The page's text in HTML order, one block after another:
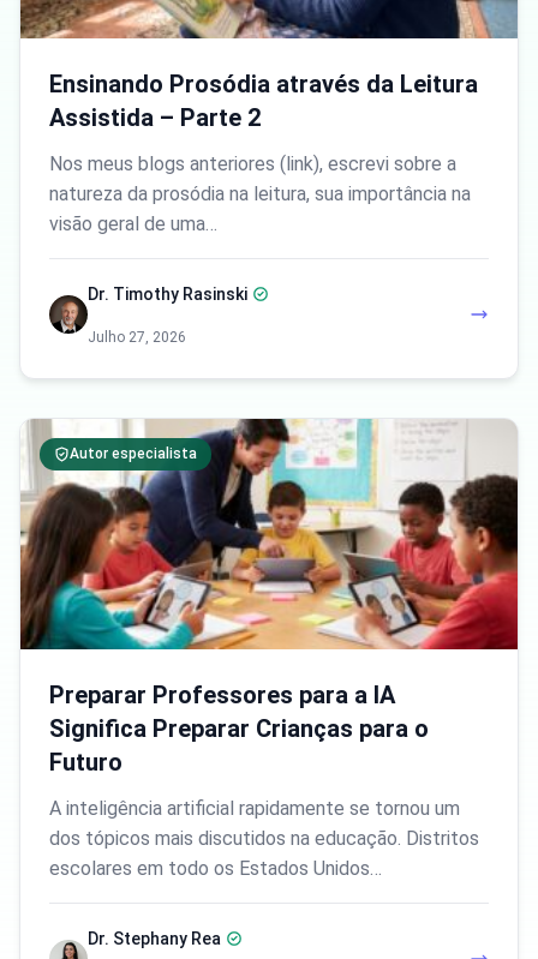
Ensinando Prosódia através da Leitura
Assistida – Parte 2
Nos meus blogs anteriores (link), escrevi sobre a
natureza da prosódia na leitura, sua importância na
visão geral de uma…
Dr. Timothy Rasinski
Julho 27, 2026
Autor especialista
Preparar Professores para a IA
Significa Preparar Crianças para o
Futuro
A inteligência artificial rapidamente se tornou um
dos tópicos mais discutidos na educação. Distritos
escolares em todo os Estados Unidos…
Dr. Stephany Rea